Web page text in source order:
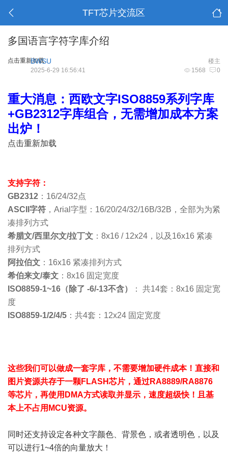
TFT芯片交流区
多国语言字符字库介绍
点击重新加载 楼主
BWSU
1568 0
2025-6-29 16:56:41
重大消息：西欧文字ISO8859系列字库
+GB2312字库组合，无需增加成本方案
出炉！
点击重新加载
支持字符：
GB2312 ：16/24/32点
ASCII字符 ，Arial字型：16/20/24/32/16B/32B，全部为为紧
凑排列方式
希腊文/西里尔文/拉丁文 ：8x16 / 12x24，以及16x16 紧凑
排列方式
阿拉伯文 ：16x16 紧凑排列方式
希伯来文/泰文 ：8x16 固定宽度
ISO8859-1~16（除了 -6/-13不含）
： 共14套：8x16 固定宽
度
ISO8859-1/2/4/5 ：共4套：12x24 固定宽度
这些我们可以做成一套字库，不需要增加硬件成本！直接和
图片资源共存于一颗FLASH芯片，通过RA8889/RA8876
等芯片，再使用DMA方式读取并显示，速度超级快！且基
本上不占用MCU资源。
同时还支持设定各种文字颜色、背景色，或者透明色，以及
可以进行1~4倍的向量放大！